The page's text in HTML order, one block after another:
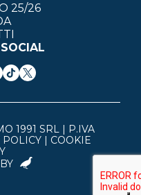
25/26
1991 SRL | P.IVA
POLICY | COOKIE